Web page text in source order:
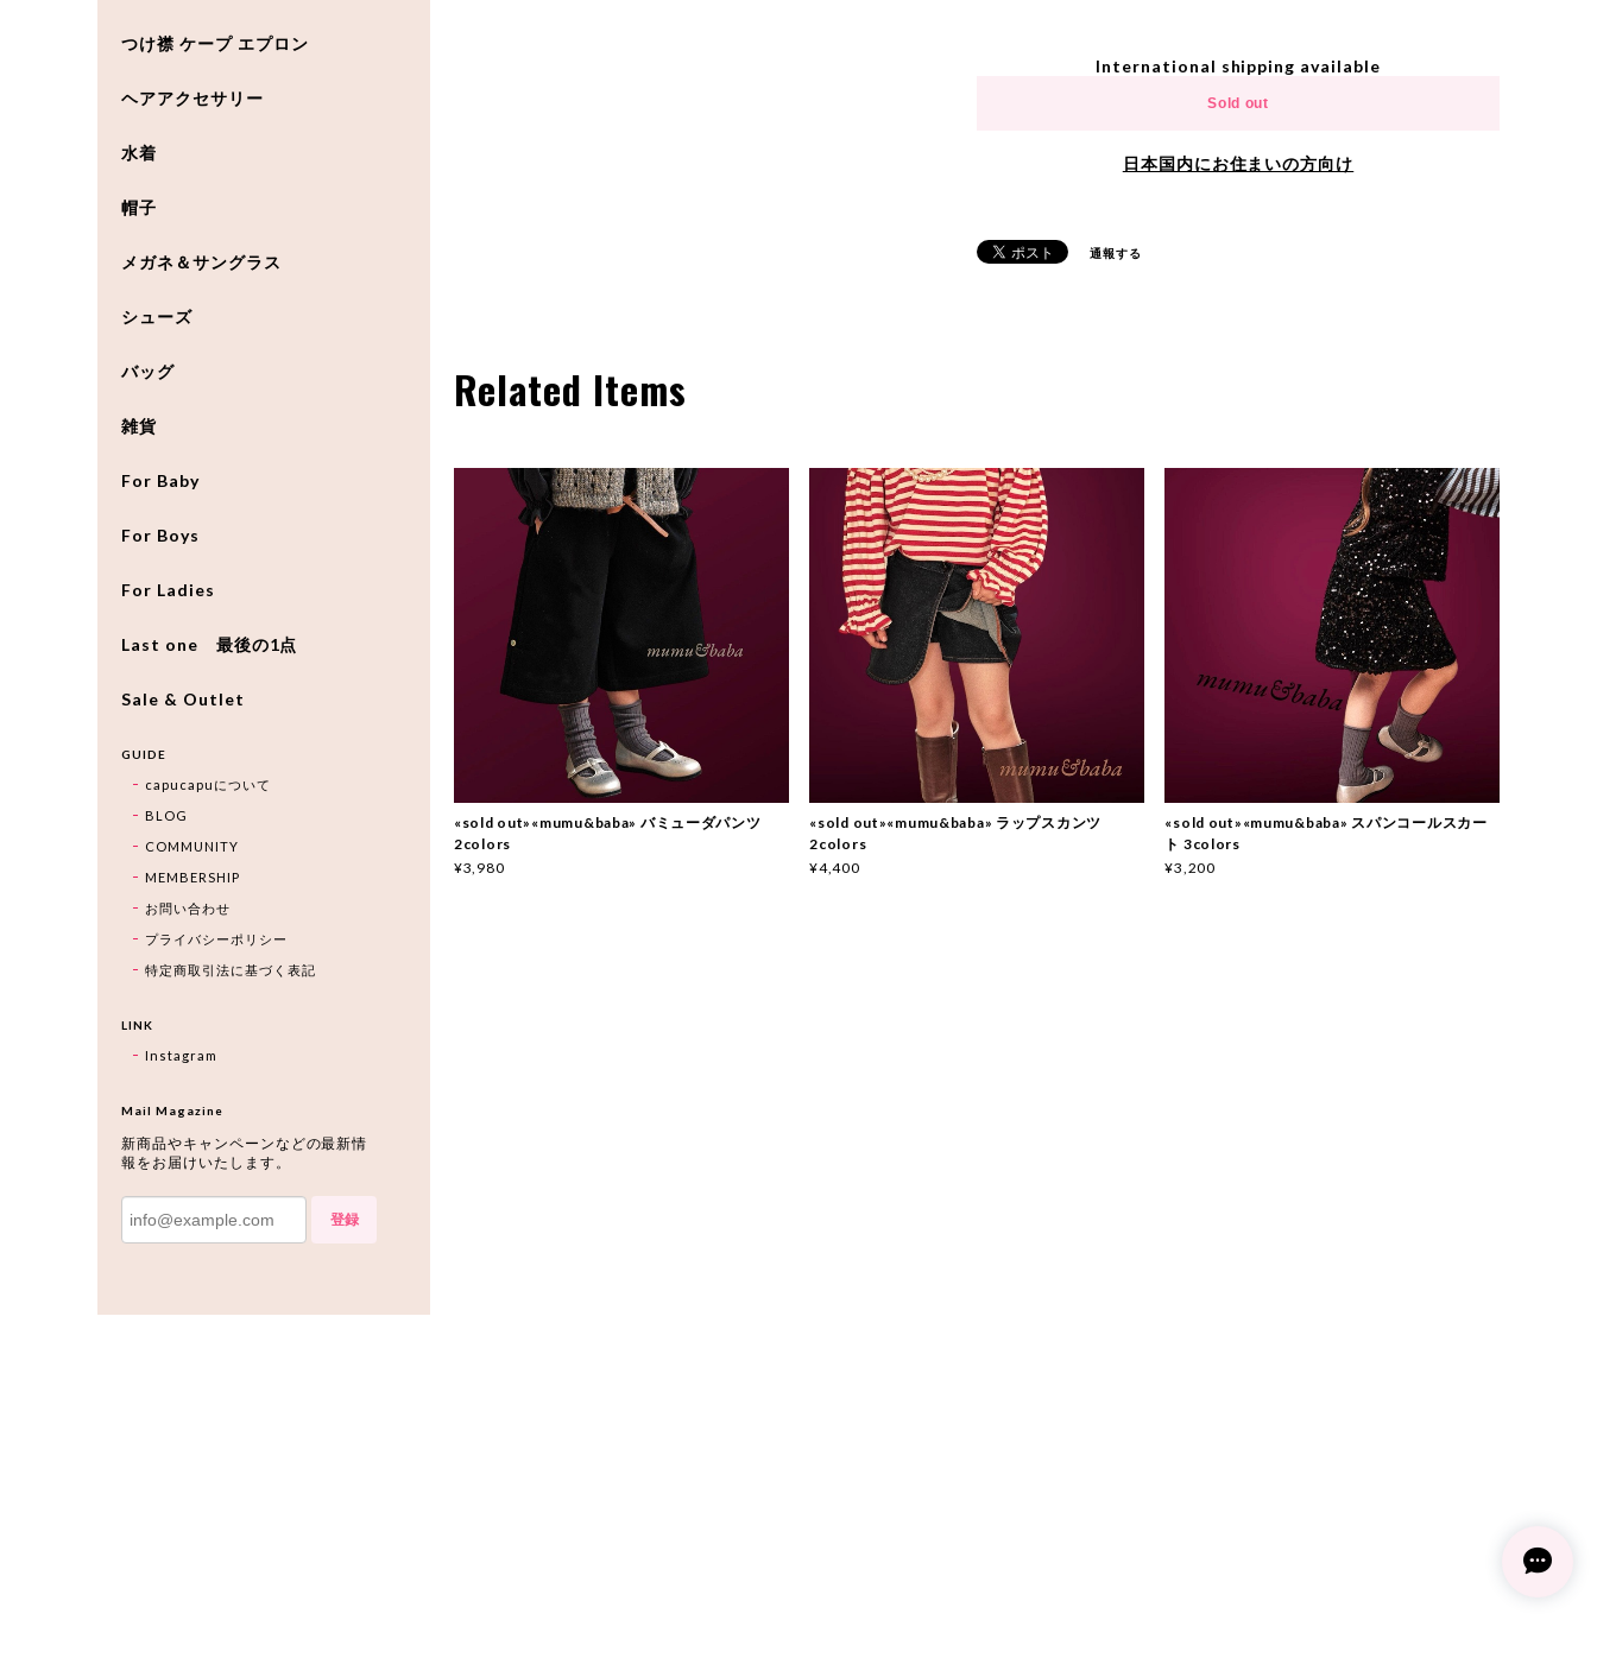
International shipping available
Sold out
日本国内にお住まいの方向け
通報する
Related Items
«sold out»«mumu&baba» バミューダパンツ
2colors
¥3,980
«sold out»«mumu&baba» ラップスカンツ
2colors
¥4,400
«sold out»«mumu&baba» スパンコールスカー
ト 3colors
¥3,200
つけ襟 ケープ エプロン
ヘアアクセサリー
水着
帽子
メガネ＆サングラス
シューズ
バッグ
雑貨
For Baby
For Boys
For Ladies
Last one 最後の1点
Sale & Outlet
GUIDE
capucapuについて
BLOG
COMMUNITY
MEMBERSHIP
お問い合わせ
プライバシーポリシー
特定商取引法に基づく表記
LINK
Instagram
Mail Magazine
新商品やキャンペーンなどの最新情
報をお届けいたします。
登録